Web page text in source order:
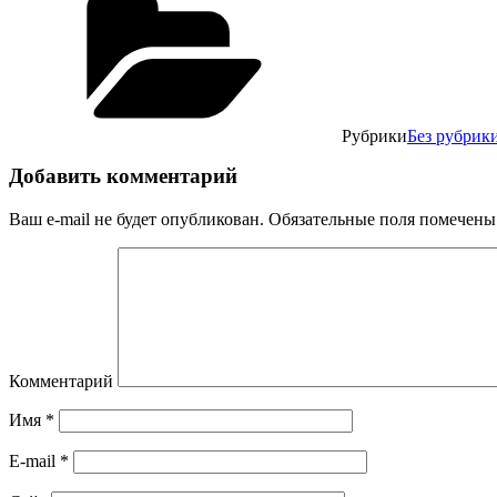
РубрикиБез
Добавить комментарий
Ваш e-mail не будет опубликован. Обязательные поля помечены
Комментарий
Имя *
E-mail *